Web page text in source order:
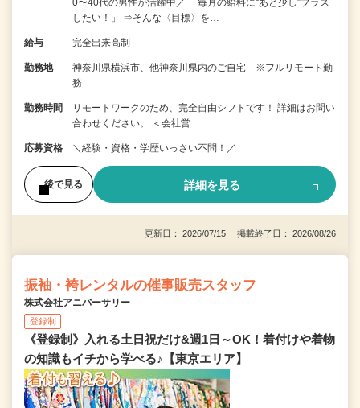
0〜40代の男性が活躍中／ 「毎月の給料に“あと少し”プラス
したい！」 ⇒そんな〈目標〉を…
給与 完全出来高制
勤務地
神奈川県横浜市、他神奈川県内のご自宅 ※フルリモート勤
務
勤務時間
リモートワークのため、完全自由シフトです！ 詳細はお問い
合わせください。 ＜会社営…
応募資格 ＼経験・資格・学歴いっさい不問！／
後で見る 詳細を見る
更新日： 2026/07/15 掲載終了日： 2026/08/26
振袖・袴レンタルの催事販売スタッフ
株式会社アニバーサリー
登録制
《登録制》入れる土日祝だけ&週1日～OK！着付けや着物
の知識もイチから学べる♪【東京エリア】